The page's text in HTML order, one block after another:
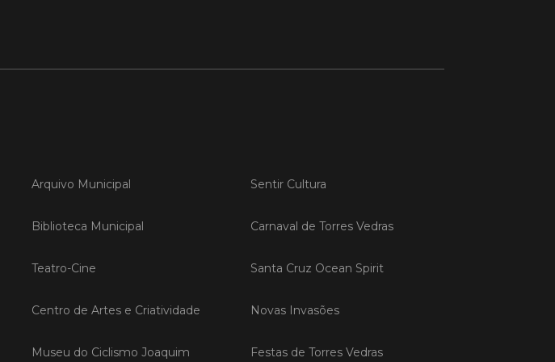
A Semana INOV-E – Empreender em Torres
empresarial e especialistas num conjunto de
competências empreendedoras.
Arquivo Municipal
Biblioteca Municipal
Teatro-Cine
Centro de Artes e Criatividade
Museu do Ciclismo Joaquim
Sentir Cultura
Carnaval de Torres Vedras
Santa Cruz Ocean Spirit
Novas Invasões
Festas de Torres Vedras